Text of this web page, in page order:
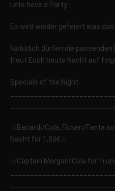
Lets have a Party.
Es wird wieder gefeiert was
Natürlich dürfen die
freut Euch heute Nacht auf
Specials of the Night
☆Bacardi/Cola, Ficken/Fanta
Nacht für 1,50€☆
☆Captain Morgan/Cola für ’n